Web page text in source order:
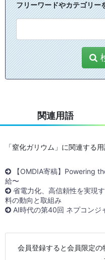
フリーワードやカテゴリー
関連用語
「窒化ガリウム」に関連する
【OMDIA寄稿】Powering
給〜
省電力化、高信頼性を実現
料の動向と取組み
AI時代の第40回 ネプコンジ
会員登録すると会員限定